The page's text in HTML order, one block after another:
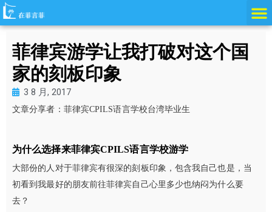
跳
至
菲律宾游学让我打破对这个国
家的刻板印象
3 8 月, 2017
文章分享者：菲律宾CPILS语言学校台湾毕业生
为什么选择来菲律宾CPILS语言学校游学
大部份的人对于菲律宾有很深的刻板印象，包含我自己也是，当
初看到我最好的朋友前往菲律宾自己心里多少也纳闷为什么要
去？